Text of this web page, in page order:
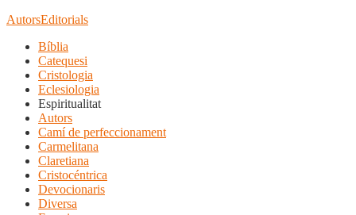
AutorsEditorials
Bíblia
Catequesi
Cristologia
Eclesiologia
Espiritualitat
Autors
Camí de perfeccionament
Carmelitana
Claretiana
Cristocéntrica
Devocionaris
Diversa